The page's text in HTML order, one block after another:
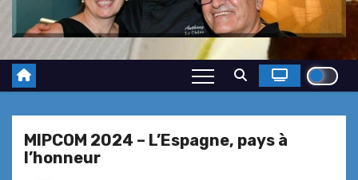
MIPCOM 2024 – L’Espagne, pays à
l’honneur